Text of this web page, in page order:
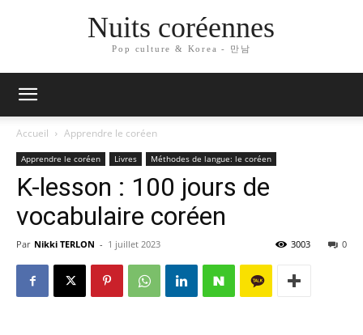
Nuits coréennes
Pop culture & Korea - 만남
Accueil Apprendre le coréen
Apprendre le coréen Livres Méthodes de langue: le coréen
K-lesson : 100 jours de
vocabulaire coréen
Par Nikki TERLON - 1 juillet 2023 0
3003